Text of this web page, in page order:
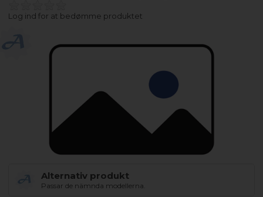
Log ind for at bedømme produktet
Alternativ produkt
Passar de nämnda modellerna.